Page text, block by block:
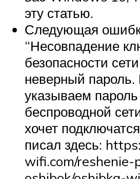
эту статью.
Следующая
“Несовпадение
безопасности
неверный пароль.
указываем пароль
беспроводной
хочет
писал здесь:
wifi.com/reshenie-